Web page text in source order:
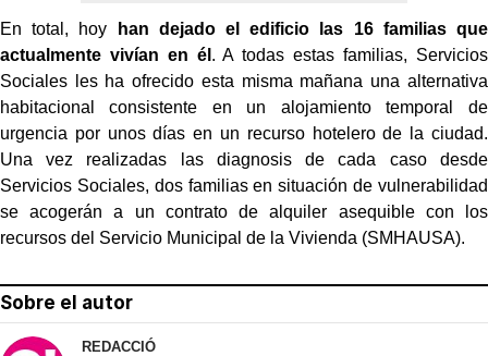
En total, hoy han dejado el edificio las 16 familias que
actualmente vivían en él . A todas estas familias, Servicios
Sociales les ha ofrecido esta misma mañana una alternativa
habitacional consistente en un alojamiento temporal de
urgencia por unos días en un recurso hotelero de la ciudad.
Una vez realizadas las diagnosis de cada caso desde
Servicios Sociales, dos familias en situación de vulnerabilidad
se acogerán a un contrato de alquiler asequible con los
recursos del Servicio Municipal de la Vivienda (SMHAUSA).
Sobre el autor
REDACCIÓ